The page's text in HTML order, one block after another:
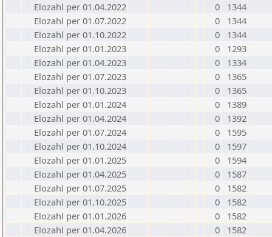
Elozahl per 01.04.2022
0
1344
Elozahl per 01.07.2022
0
1344
Elozahl per 01.10.2022
0
1344
Elozahl per 01.01.2023
0
1293
Elozahl per 01.04.2023
0
1334
Elozahl per 01.07.2023
0
1365
Elozahl per 01.10.2023
0
1365
Elozahl per 01.01.2024
0
1389
Elozahl per 01.04.2024
0
1392
Elozahl per 01.07.2024
0
1595
Elozahl per 01.10.2024
0
1597
Elozahl per 01.01.2025
0
1594
Elozahl per 01.04.2025
0
1587
Elozahl per 01.07.2025
0
1582
Elozahl per 01.10.2025
0
1582
Elozahl per 01.01.2026
0
1582
Elozahl per 01.04.2026
0
1582